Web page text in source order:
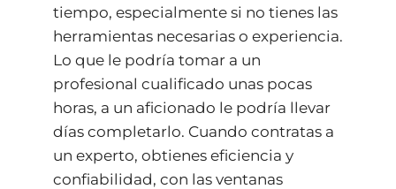
tiempo, especialmente si no tienes las
herramientas necesarias o experiencia.
Lo que le podría tomar a un
profesional cualificado unas pocas
horas, a un aficionado le podría llevar
días completarlo. Cuando contratas a
un experto, obtienes eficiencia y
confiabilidad, con las ventanas